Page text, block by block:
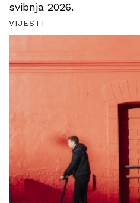
svibnja 2026.
VIJESTI